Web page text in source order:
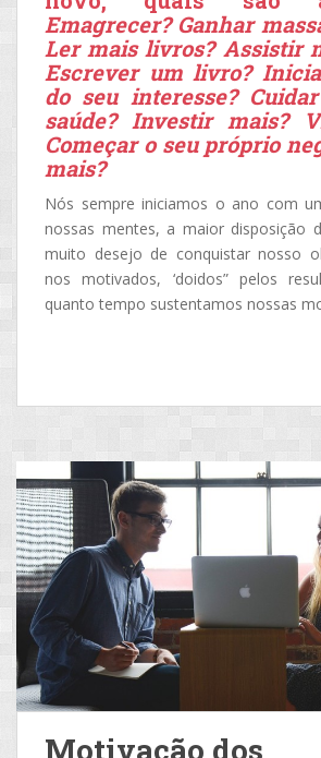
Emagrecer? Ganhar
Ler mais livros? Assistir
Escrever um livro?
do seu interesse?
saúde? Investir mais?
Começar o seu próprio
mais?
Nós sempre iniciamos o ano com
nossas mentes, a maior disposição
muito desejo de conquistar nosso
nos motivados, ‘doidos” pelos
quanto tempo sustentamos nossas
Motivação dos